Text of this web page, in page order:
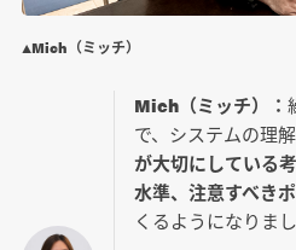
▲Mich（ミッチ）
Mich（ミッチ）：
で、システムの理解
が大切にしている
水準、注意すべき
くるようになりまし